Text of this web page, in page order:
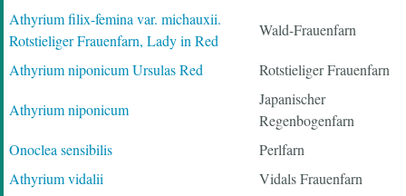
Athyrium filix-femina var. michauxii.
Rotstieliger Frauenfarn, Lady in Red
Wald-Frauenfarn
Athyrium niponicum Ursulas Red Rotstieliger Frauenfarn
Athyrium niponicum
Japanischer
Regenbogenfarn
Onoclea sensibilis
Perlfarn
Athyrium vidalii
Vidals Frauenfarn